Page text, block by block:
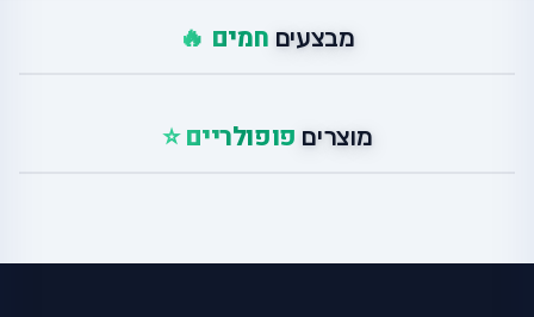
מבצעים חמים 🔥
מוצרים פופולריים ⭐